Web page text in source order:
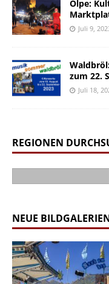
Olpe:
Juli 9,
zum 22.
Juli 18,
REGIONEN
NEUE